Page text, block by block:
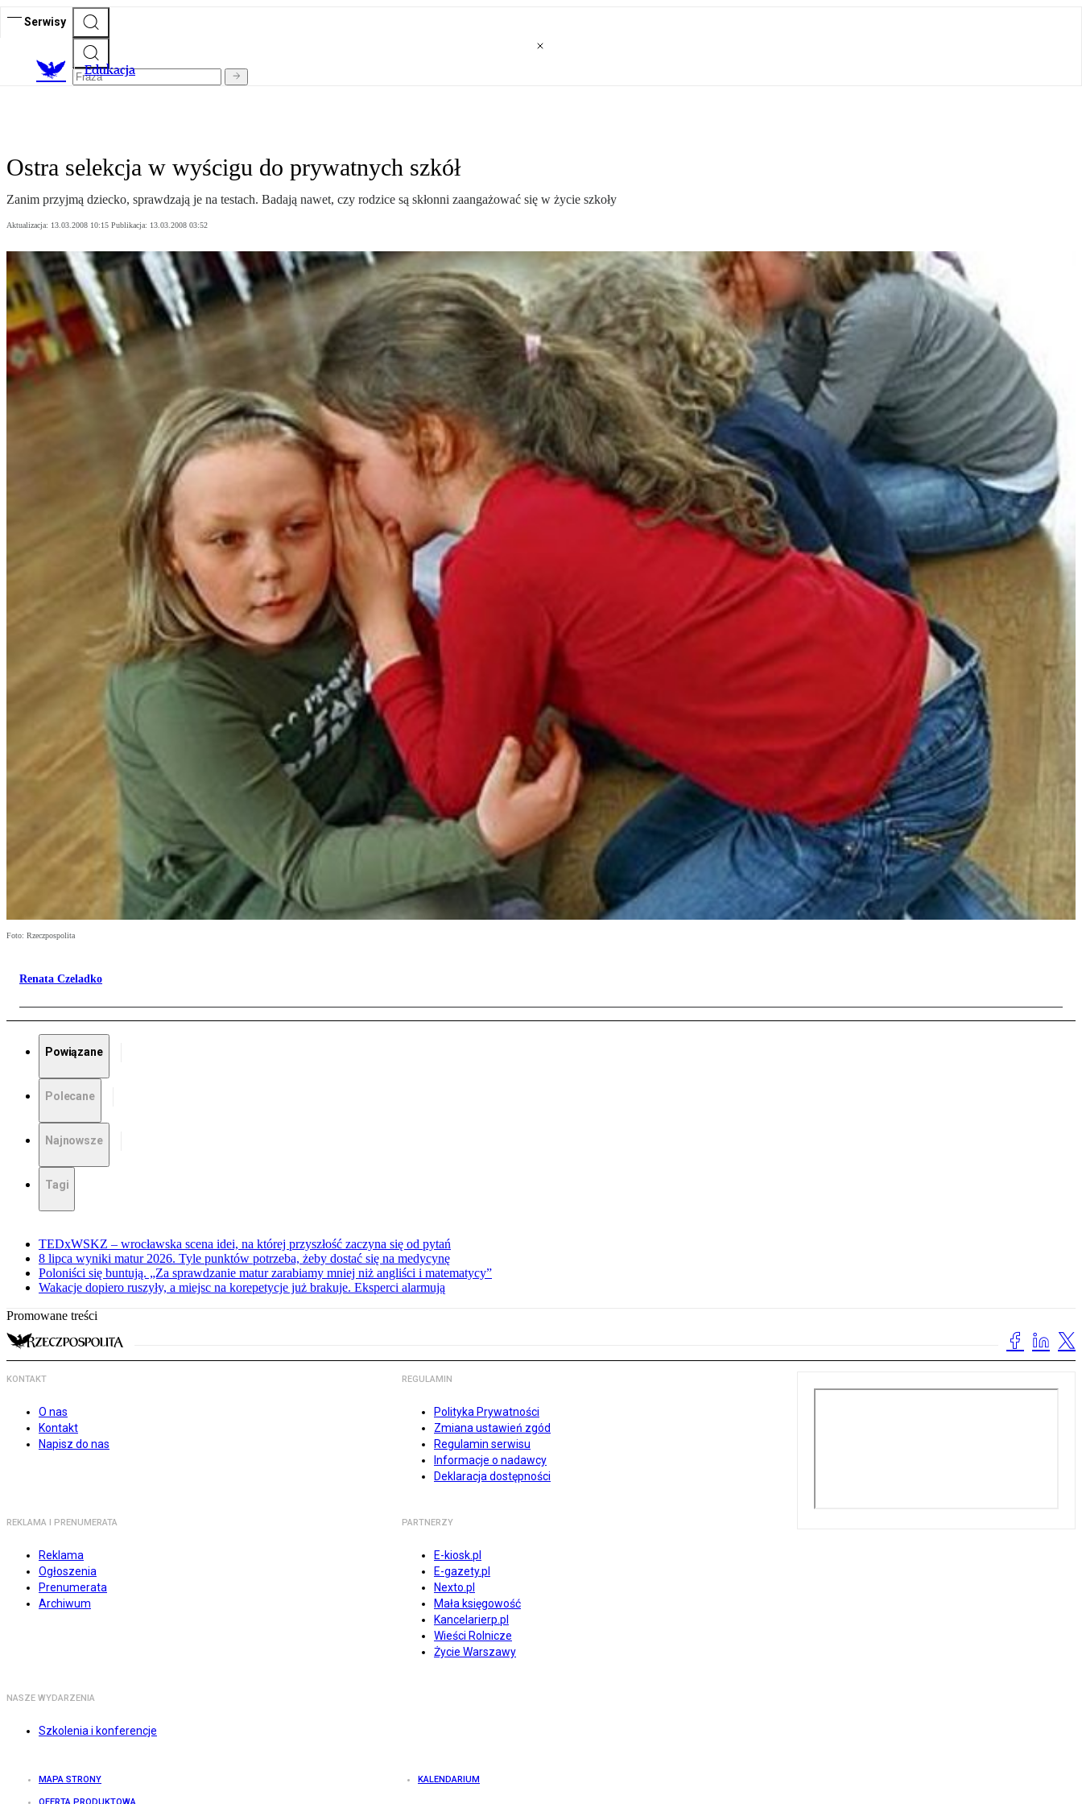
Serwisy
Edukacja
Ostra selekcja w wyścigu do prywatnych szkół
Zanim przyjmą dziecko, sprawdzają je na testach. Badają nawet, czy rodzice są skłonni zaangażować się w życie szkoły
Aktualizacja: 13.03.2008 10:15 Publikacja: 13.03.2008 03:52
Foto: Rzeczpospolita
Renata Czeladko
Powiązane
Polecane
Najnowsze
Tagi
TEDxWSKZ – wrocławska scena idei, na której przyszłość zaczyna się od pytań
8 lipca wyniki matur 2026. Tyle punktów potrzeba, żeby dostać się na medycynę
Poloniści się buntują. „Za sprawdzanie matur zarabiamy mniej niż angliści i matematycy”
Wakacje dopiero ruszyły, a miejsc na korepetycje już brakuje. Eksperci alarmują
Promowane treści
KONTAKT
O nas
Kontakt
Napisz do nas
REGULAMIN
Polityka Prywatności
Zmiana ustawień zgód
Regulamin serwisu
Informacje o nadawcy
Deklaracja dostępności
REKLAMA I PRENUMERATA
Reklama
Ogłoszenia
Prenumerata
Archiwum
PARTNERZY
E-kiosk.pl
E-gazety.pl
Nexto.pl
Mała księgowość
Kancelarierp.pl
Wieści Rolnicze
Życie Warszawy
NASZE WYDARZENIA
Szkolenia i konferencje
MAPA STRONY KALENDARIUM